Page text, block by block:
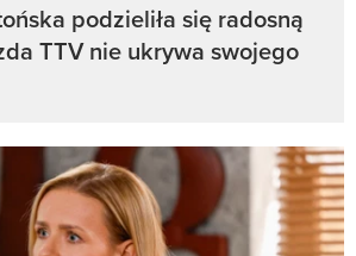
podzieliła się radosną
TTV nie ukrywa swojego